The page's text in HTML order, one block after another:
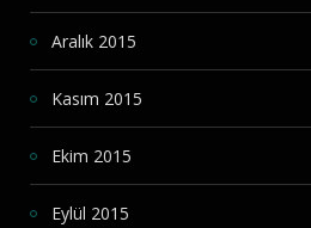
Aralık 2015
Kasım 2015
Ekim 2015
Eylül 2015